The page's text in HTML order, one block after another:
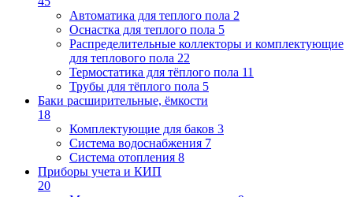
Автоматика для теплого пола 2
Оснастка для теплого пола 5
Распределительные коллекторы и комплектующие
для теплового пола 22
Термостатика для тёплого пола 11
Трубы для тёплого пола 5
Баки расширительные, ёмкости
18
Комплектующие для баков 3
Система водоснабжения 7
Система отопления 8
Приборы учета и КИП
20